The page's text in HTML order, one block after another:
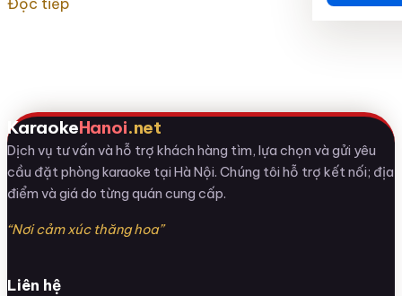
Đọc tiếp
KaraokeHanoi.net
Dịch vụ tư vấn và hỗ trợ khách hàng tìm, lựa chọn và gửi yêu
cầu đặt phòng karaoke tại Hà Nội. Chúng tôi hỗ trợ kết nối; địa
điểm và giá do từng quán cung cấp.
“Nơi cảm xúc thăng hoa”
Liên hệ